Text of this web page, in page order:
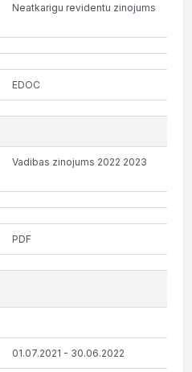
Neatkarigu revidentu zinojums
EDOC
Vadibas zinojums 2022 2023
PDF
01.07.2021 - 30.06.2022